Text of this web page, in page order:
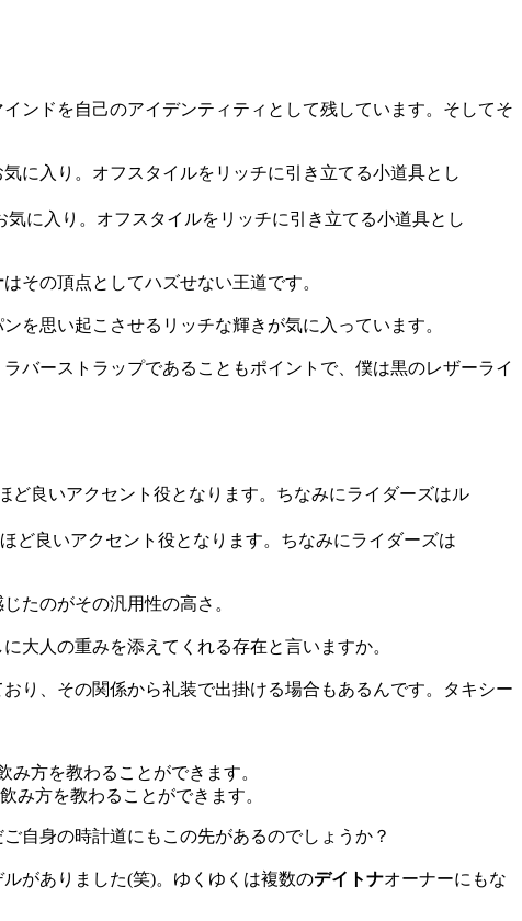
ンドを自己のアイデンティティとして残しています。そしてそ
に入り。オフスタイルをリッチに引き立てる小道具とし
はその頂点としてハズせない王道です。
を思い起こさせるリッチな輝きが気に入っています。
バーストラップであることもポイントで、僕は黒のレザーライ
ど良いアクセント役となります。ちなみにライダーズは
たのがその汎用性の高さ。
大人の重みを添えてくれる存在と言いますか。
り、その関係から礼装で出掛ける場合もあるんです。タキシー
み方を教わることができます。
自身の時計道にもこの先があるのでしょうか？
がありました(笑)。ゆくゆくは複数のデイトナオーナーにもな